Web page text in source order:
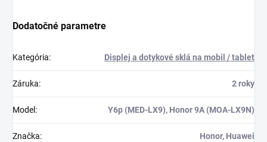
Dodatočné parametre
Kategória: Displej a dotykové sklá na mobil / tablet
Záruka: 2 roky
Model : Y6p (MED-LX9), Honor 9A (MOA-LX9N)
Značka: Honor, Huawei